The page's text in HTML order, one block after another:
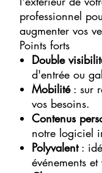
professionnel
augmenter vos
Points forts
Double
d'entrée ou
Mobilité: sur
vos besoins.
Contenus
notre logiciel
Polyvalent:
événements